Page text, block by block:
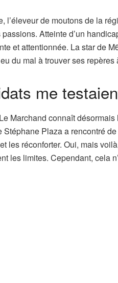
l’éleveur de moutons de la
Atteinte d’un
et attentionnée. La star de
du mal à trouver ses repères
me
Marchand connaît
Stéphane Plaza a rencontré
les réconforter. Oui, mais
les limites. Cependant, cela